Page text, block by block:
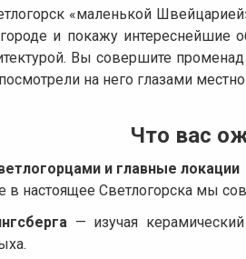
«маленькой
и покажу
Вы совершите
на него глазами
Что вас
и главные локации
настоящее Светлогорска мы
— изучая